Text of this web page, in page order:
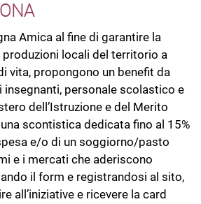
Amica al fine di garantire la
produzioni locali del territorio a
vita, propongono un benefit da
personale scolastico e
dell’Istruzione e del Merito
scontistica dedicata fino al 15%
e/o di un soggiorno/pasto
e i mercati che aderiscono
il form e registrandosi al sito,
all’iniziative e ricevere la card